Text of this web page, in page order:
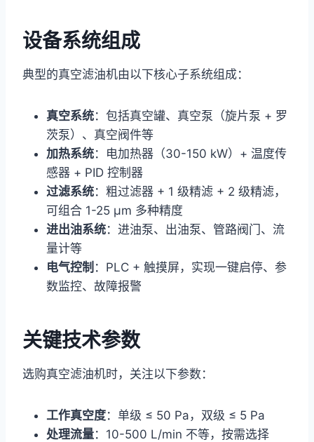
设备系统组成
典型的真空滤油机由以下核心子系统组成：
真空系统：包括真空罐、真空泵（旋片泵 + 罗
茨泵）、真空阀件等
加热系统：电加热器（30-150 kW）+ 温度传
感器 + PID 控制器
过滤系统：粗过滤器 + 1 级精滤 + 2 级精滤，
可组合 1-25 μm 多种精度
进出油系统：进油泵、出油泵、管路阀门、流
量计等
电气控制 ：PLC + 触摸屏，实现一键启停、参
数监控、故障报警
关键技术参数
选购真空滤油机时，关注以下参数：
工作真空度：单级 ≤ 50 Pa，双级 ≤ 5 Pa
处理流量：10-500 L/min 不等，按需选择